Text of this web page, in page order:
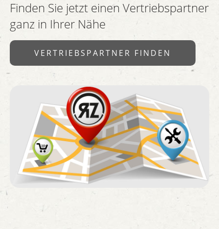
Finden Sie jetzt einen Vertriebspartner
ganz in Ihrer Nähe
VERTRIEBSPARTNER FINDEN